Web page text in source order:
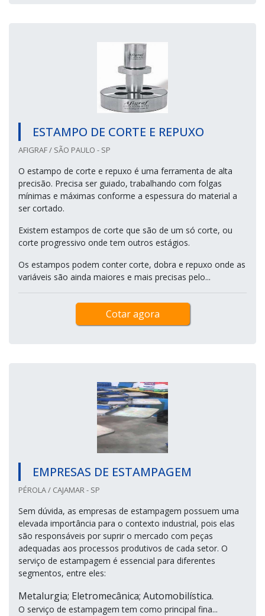
ESTAMPO DE CORTE E REPUXO
AFIGRAF / SÃO PAULO - SP
O estampo de corte e repuxo é uma ferramenta de alta
precisão. Precisa ser guiado, trabalhando com folgas
mínimas e máximas conforme a espessura do material a
ser cortado.
Existem estampos de corte que são de um só corte, ou
corte progressivo onde tem outros estágios.
Os estampos podem conter corte, dobra e repuxo onde as
variáveis são ainda maiores e mais precisas pelo...
Cotar agora
EMPRESAS DE ESTAMPAGEM
PÉROLA / CAJAMAR - SP
Sem dúvida, as empresas de estampagem possuem uma
elevada importância para o contexto industrial, pois elas
são responsáveis por suprir o mercado com peças
adequadas aos processos produtivos de cada setor. O
serviço de estampagem é essencial para diferentes
segmentos, entre eles:
Metalurgia; Eletromecânica; Automobilística.
O serviço de estampagem tem como principal fina...